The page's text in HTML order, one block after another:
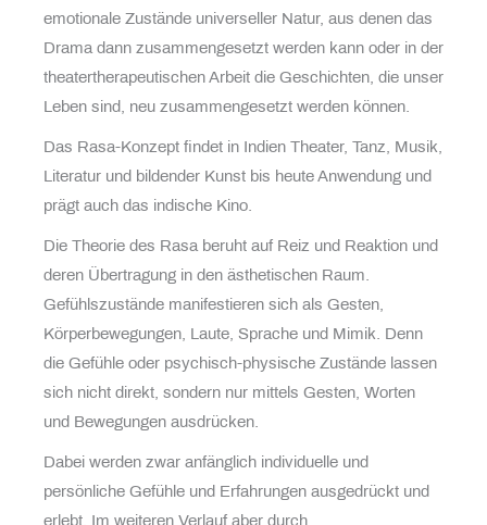
emotionale Zustände universeller Natur, aus denen das
Drama dann zusammengesetzt werden kann oder in der
theatertherapeutischen Arbeit die Geschichten, die unser
Leben sind, neu zusammengesetzt werden können.
Das Rasa-Konzept findet in Indien Theater, Tanz, Musik,
Literatur und bildender Kunst bis heute Anwendung und
prägt auch das indische Kino.
Die Theorie des Rasa beruht auf Reiz und Reaktion und
deren Übertragung in den ästhetischen Raum.
Gefühlszustände manifestieren sich als Gesten,
Körperbewegungen, Laute, Sprache und Mimik. Denn
die Gefühle oder psychisch-physische Zustände lassen
sich nicht direkt, sondern nur mittels Gesten, Worten
und Bewegungen ausdrücken.
Dabei werden zwar anfänglich individuelle und
persönliche Gefühle und Erfahrungen ausgedrückt und
erlebt. Im weiteren Verlauf aber durch